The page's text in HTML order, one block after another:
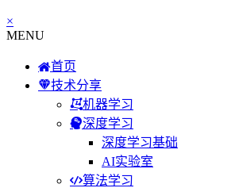
×
MENU
首页
技术分享
机器学习
深度学习
深度学习基础
AI实验室
算法学习